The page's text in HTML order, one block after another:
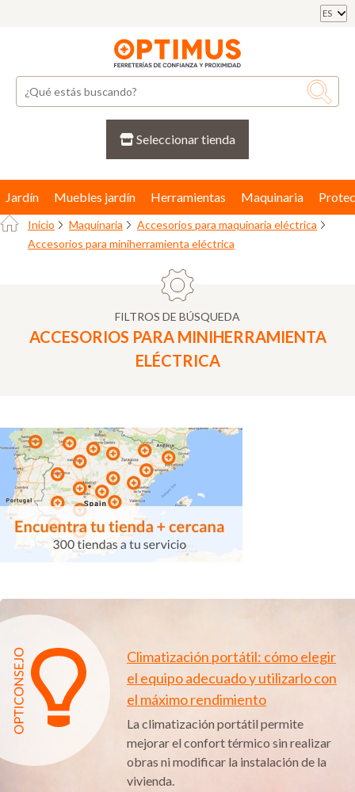
ES
Seleccionar tienda
Jardín Muebles jardín Herramientas Maquinaria
Inicio Maquinaria
Accesorios para maquinaria eléctrica
Accesorios para miniherramienta eléctrica
FILTROS DE BÚSQUEDA
ACCESORIOS PARA MINIHERRAMIENTA
ELÉCTRICA
Climatización portátil: cómo elegir
el equipo adecuado y utilizarlo con
el máximo rendimiento
La climatización portátil permite
mejorar el confort térmico sin realizar
obras ni modificar la instalación de la
vivienda.